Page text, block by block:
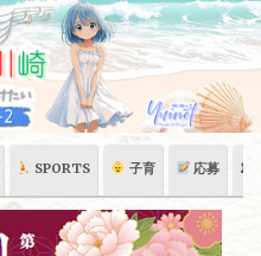
SPORTS 子育 応募 🏛